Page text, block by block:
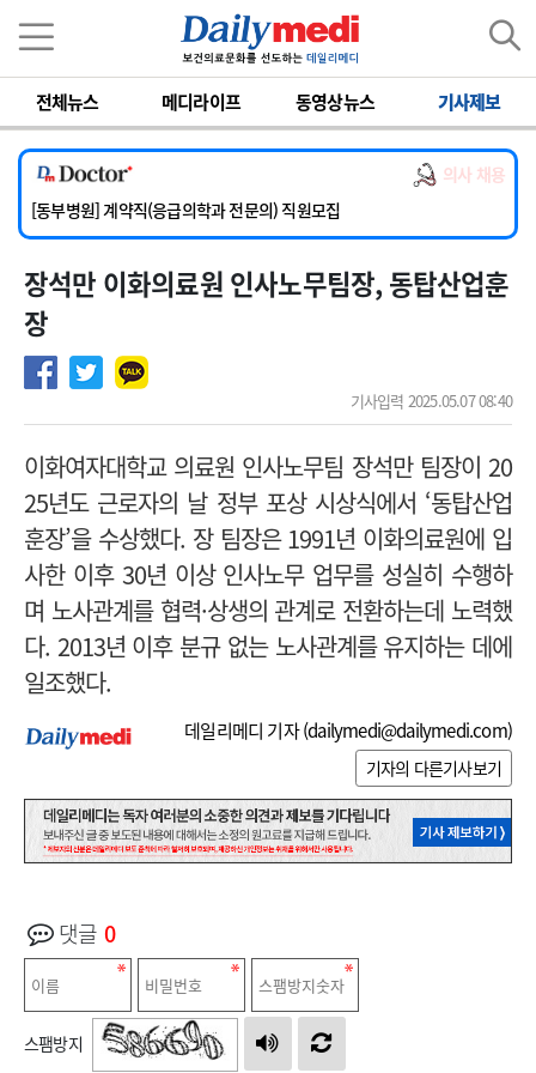
전체뉴스 메디라이프 동영상뉴스 기사제보
의사 채용
[서울아산병원] 2026년 하반기 인턴 모집
[영남대학교의료원] 마취통증의학과 임기제 임상의사 채용
[충남대학교병원] 소아청소년과(소아응급전담) 계약직 의사 공개채용
[동부병원] 계약직(응급의학과 전문의) 직원모집
[이대목동병원] 하반기 전공의(레지던트1년차) 모집
[서울아산병원] 2026년 하반기 인턴 모집
[영남대학교의료원] 마취통증의학과 임기제 임상의사 채용
장석만 이화의료원 인사노무팀장, 동탑산업훈
장
기사입력 2025.05.07 08:40
이화여자대학교 의료원 인사노무팀 장석만 팀장이 20
25년도 근로자의 날 정부 포상 시상식에서 ‘동탑산업
훈장’을 수상했다. 장 팀장은 1991년 이화의료원에 입
사한 이후 30년 이상 인사노무 업무를 성실히 수행하
며 노사관계를 협력·상생의 관계로 전환하는데 노력했
다. 2013년 이후 분규 없는 노사관계를 유지하는 데에
일조했다.
데일리메디 기자 (dailymedi@dailymedi.com)
기자의 다른기사보기
댓글 0
스팸방지